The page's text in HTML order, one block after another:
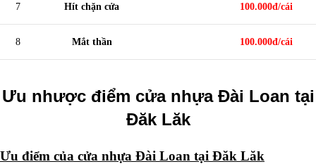
7 Hít chặn cửa 100.000đ/cái
8 Mắt thần 100.000đ/cái
Ưu nhược điểm cửa nhựa Đài Loan tại
Đăk Lăk
Ưu điểm của cửa nhựa Đài Loan tại Đăk Lăk